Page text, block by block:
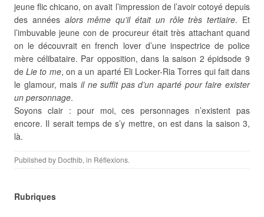
jeune flic chicano, on avait l’impression de l’avoir cotoyé depuis
des années alors même qu’il était un rôle très tertiaire. Et
l’imbuvable jeune con de procureur était très attachant quand
on le découvrait en french lover d’une inspectrice de police
mère célibataire. Par opposition, dans la saison 2 épidsode 9
deLie to me, on a un aparté Eli Locker-Ria Torres qui fait dans
le glamour, mais il ne suffit pas d’un aparté pour faire exister
un personnage.
Soyons clair : pour moi, ces personnages n’existent pas
encore. Il serait temps de s’y mettre, on est dans la saison 3,
là.
Published by Docthib, in Réflexions.
Rubriques